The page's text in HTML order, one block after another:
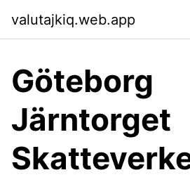
valutajkiq.web.app
Göteborg
Järntorget